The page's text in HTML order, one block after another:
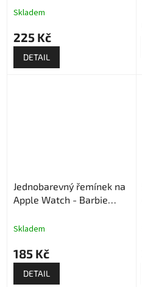
Skladem
225 Kč
DETAIL
Jednobarevný řemínek na
Apple Watch - Barbie
Skladem
185 Kč
DETAIL